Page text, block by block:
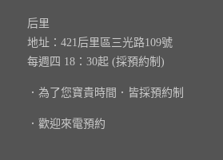
后里
地址：421后里區三光路109號
每週四 18：30起 (採預約制)
．為了您寶貴時間．皆採預約制
．歡迎來電預約